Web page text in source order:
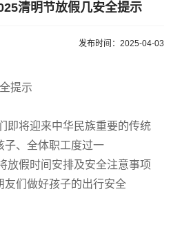
清明节放假几安全提示
发布时间：2025-04-03
提示
即将迎来中华民族重要的传统
子、全体职工度过一
放假时间安排及安全注意事项
友们做好孩子的出行安全